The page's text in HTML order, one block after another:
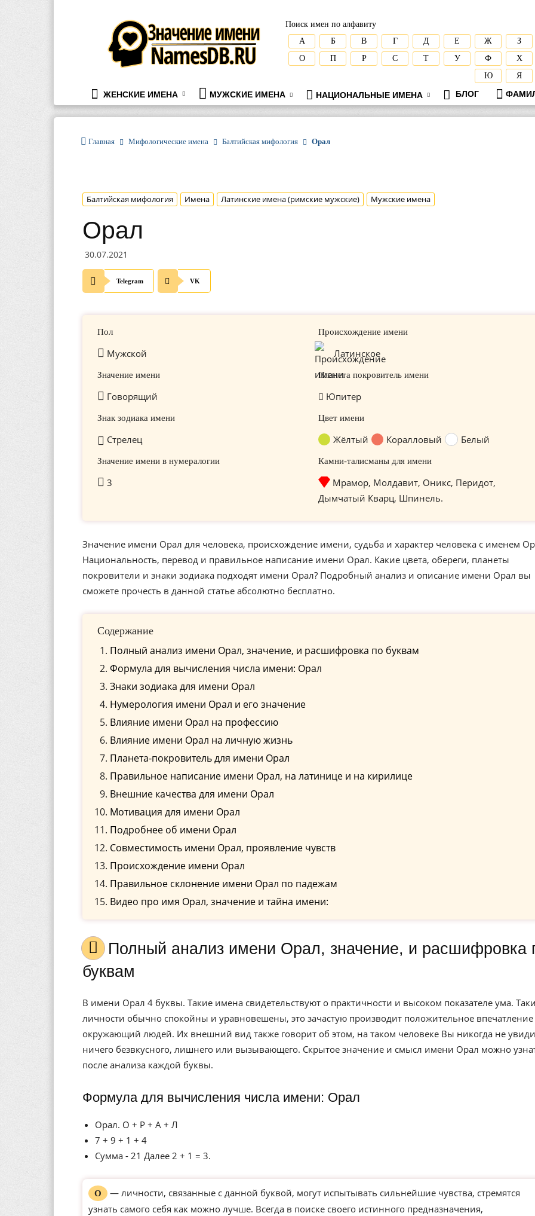
namesdb.ru
Поиск имен по алфавиту
А
Б В Г Д Е Ж
З
О
П Р С Т У Ф
Х
Ю
Я
ЖЕНСКИЕ ИМЕНА МУЖСКИЕ ИМЕНА НАЦИОНАЛЬНЫЕ ИМЕНА БЛОГ
Главная Мифологические имена Балтийская мифология Орал
Балтийская мифология Имена Латинские имена (римские мужские) Мужские имена
Орал
30.07.2021
Telegram VK
Пол
Мужской
Происхождение имени
Латинское
Значение имени
Говорящий
Планета покровитель имени
Юпитер
Знак зодиака имени
Стрелец
Цвет имени
Жёлтый Коралловый Белый
Значение имени в нумералогии
3
Камни-талисманы для имени
Мрамор, Молдавит, Оникс, Перидот,
Дымчатый Кварц, Шпинель.
Значение имени Орал для человека, происхождение имени, судьба и характер человека с именем
Национальность, перевод и правильное написание имени Орал. Какие цвета, обереги, планеты
покровители и знаки зодиака подходят имени Орал? Подробный анализ и описание имени Орал вы
сможете прочесть в данной статье абсолютно бесплатно.
Содержание
Полный анализ имени Орал, значение, и расшифровка по буквам
Формула для вычисления числа имени: Орал
Знаки зодиака для имени Орал
Нумерология имени Орал и его значение
Влияние имени Орал на профессию
Влияние имени Орал на личную жизнь
Планета-покровитель для имени Орал
Правильное написание имени Орал, на латинице и на кирилице
Внешние качества для имени Орал
Мотивация для имени Орал
Подробнее об имени Орал
Совместимость имени Орал, проявление чувств
Происхождение имени Орал
Правильное склонение имени Орал по падежам
Видео про имя Орал, значение и тайна имени:
Полный анализ имени Орал, значение, и расшифровка по
буквам
В имени Орал 4 буквы. Такие имена свидетельствуют о практичности и высоком показателе ума.
личности обычно спокойны и уравновешены, это зачастую производит положительное
окружающий людей. Их внешний вид также говорит об этом, на таком человеке Вы никогда не
ничего безвкусного, лишнего или вызывающего. Скрытое значение и смысл имени Орал можно
после анализа каждой буквы.
Формула для вычисления числа имени: Орал
Орал. О + Р + А + Л
7 + 9 + 1 + 4
Сумма - 21 Далее 2 + 1 = 3.
О
— личности, связанные с данной буквой, могут испытывать сильнейшие чувства, стремятся
узнать самого себя как можно лучше. Всегда в поиске своего истинного предназначения,